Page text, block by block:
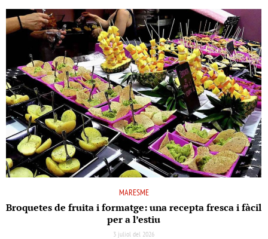
MARESME
Broquetes de fruita i formatge: una recepta fresca i fàcil
per a l’estiu
3 juliol del 2026